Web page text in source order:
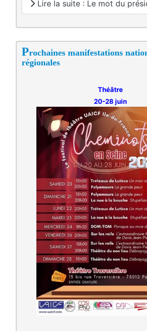
Lire la suite : Le mot du
Prochaines manifestations
régionales
Théâtre
20-28 juin